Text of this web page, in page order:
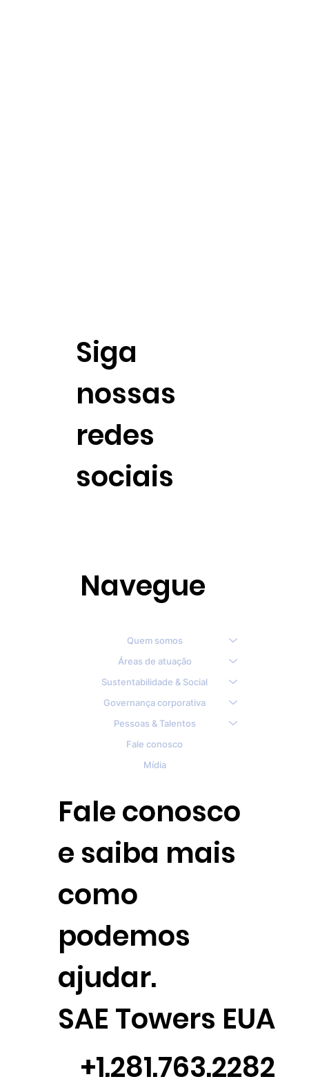
Navegue
Quem somos
Áreas de atuação
Sustentabilidade & Social
Governança corporativa
Pessoas & Talentos
Fale conosco
Mídia
Siga
nossas
redes
sociais
SAE Towers EUA
+1.281.763.2282
Fale conosco
e saiba mais
como
podemos
ajudar.